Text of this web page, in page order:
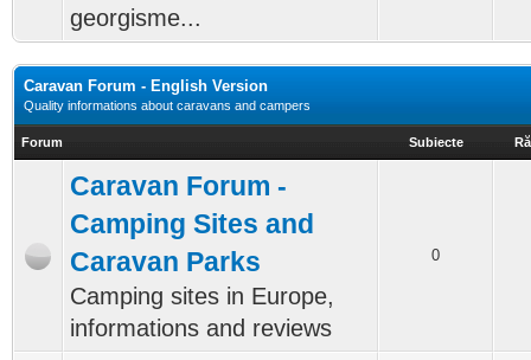
georgisme...
Caravan Forum - English Version
Quality informations about caravans and campers
Forum Subiecte
Caravan Forum -
Camping Sites and
Caravan Parks
Camping sites in Europe,
informations and reviews
0